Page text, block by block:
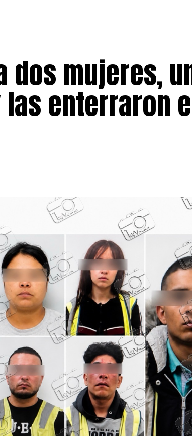
dos mujeres,
enterraron